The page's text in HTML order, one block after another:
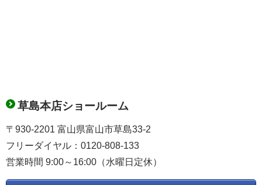
草島本店ショールーム
〒930-2201 富山県富山市草島33-2
フリーダイヤル：0120-808-133
営業時間 9:00～16:00（水曜日定休）